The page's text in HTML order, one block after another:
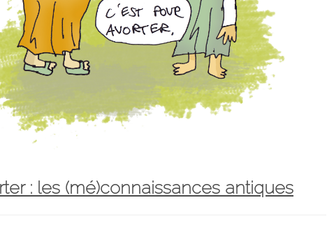
: les (mé)connaissances antiques